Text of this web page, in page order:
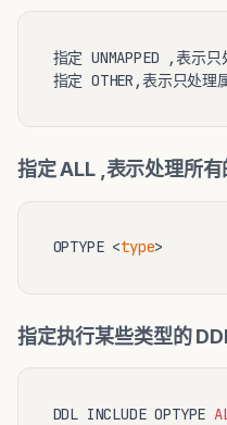
指定 UNMAPPED ,表示只
指定 OTHER,表示只处理
指定 ALL ,表示处理所有
OPTYPE <type
指定执行某些类型的
DDL INCLUDE OPTYPE